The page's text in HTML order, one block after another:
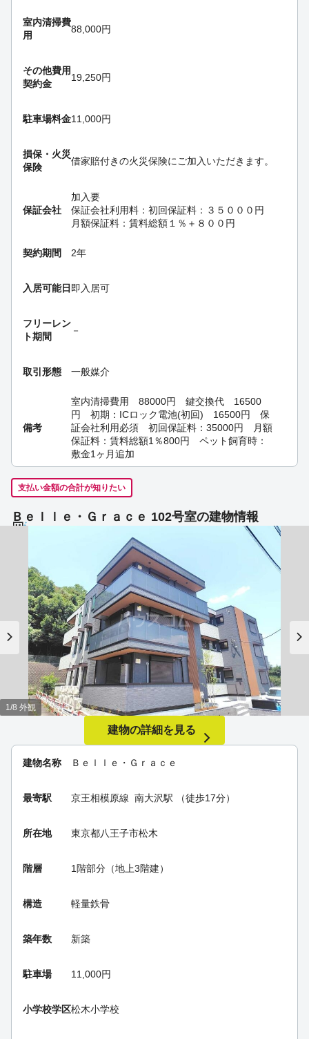
室内清掃費
用
88,000円
その他費用
契約金
19,250円
駐車場料金11,000円
損保・ 火災
保険
借家賠付きの火災保険にご加入いただきます。
保証会社
加入要
保証会社利用料：初回保証料：３５０００円
月額保証料：賃料総額１％＋８００円
契約期間 2年
入居可能日 即入居可
フリーレン
ト期間
－
取引形態 一般媒介
備考
室内清掃費用 88000円 鍵交換代 16500
円 初期：ICロック電池(初回) 16500円 保
証会社利用必須 初回保証料：35000円 月額
保証料：賃料総額1％800円 ペット飼育時：
敷金1ヶ月追加
支払い金額の合計が知りたい
Ｂｅｌｌｅ・Ｇｒａｃｅ 102号室の建物情報
建物名称 Ｂｅｌｌｅ・Ｇｒａｃｅ
最寄駅 京王相模原線 南大沢駅 （徒歩17分）
所在地 東京都八王子市松木
階層 1階部分（地上3階建）
構造 軽量鉄骨
築年数 新築
駐車場 11,000円
小学校学区松木小学校
1/8 外観
建物の詳細を見る